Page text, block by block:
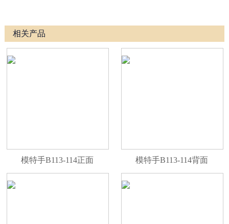
相关产品
模特手B113-114正面 模特手B113-114背面